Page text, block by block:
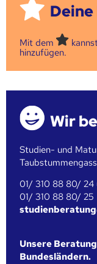
Mit dem
hinzufügen.
Wir
Studien- und
01/ 310 88 80/ 24
01/ 310 88 80/ 25
Unsere
Bundesländern.